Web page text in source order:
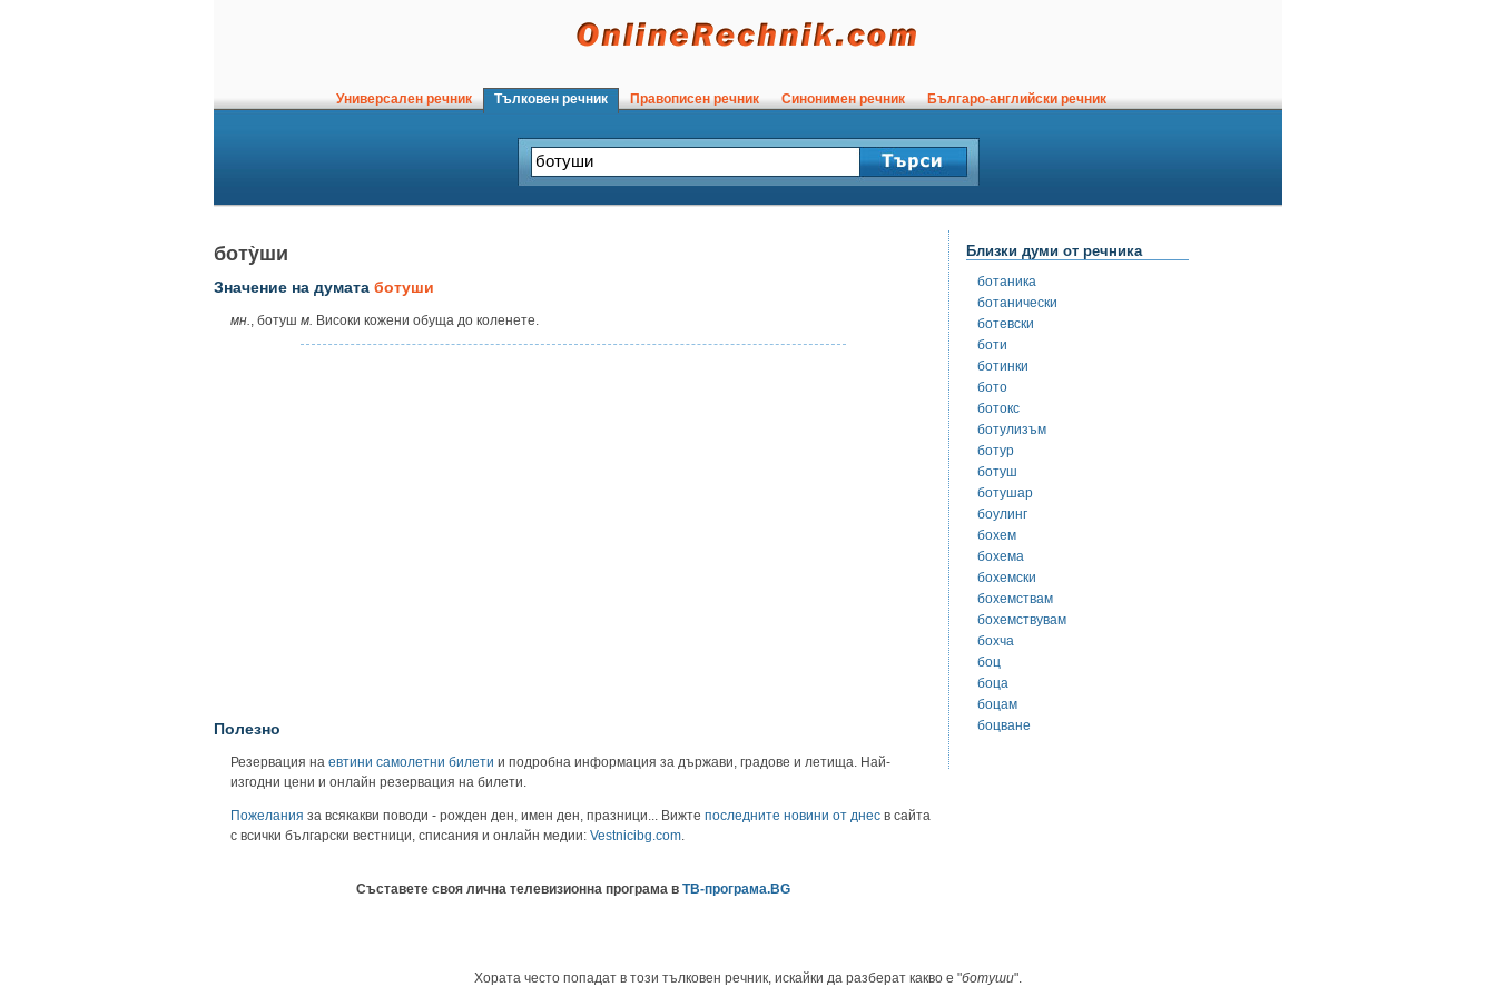
Универсален речник Тълковен речник Правописен речник Синонимен речник Българо-английски речник
боту̀ши
Значение на думата ботуши
мн., ботуш м. Високи кожени обуща до коленете.
Полезно
Резервация на евтини самолетни билети и подробна информация за държави, градове и летища. Най-
изгодни цени и онлайн резервация на билети.
Пожелания за всякакви поводи - рожден ден, имен ден, празници... Вижте последните новини от днес в сайта
с всички български вестници, списания и онлайн медии: Vestnicibg.com
Съставете своя лична телевизионна програма в ТВ-програма.BG
Близки думи от речника
ботаника
ботанически
ботевски
боти
ботинки
бото
ботокс
ботулизъм
ботур
ботуш
ботушар
боулинг
бохем
бохема
бохемски
бохемствам
бохемствувам
бохча
боц
боца
боцам
боцване
Хората често попадат в този тълковен речник, искайки да разберат какво е "ботуши".